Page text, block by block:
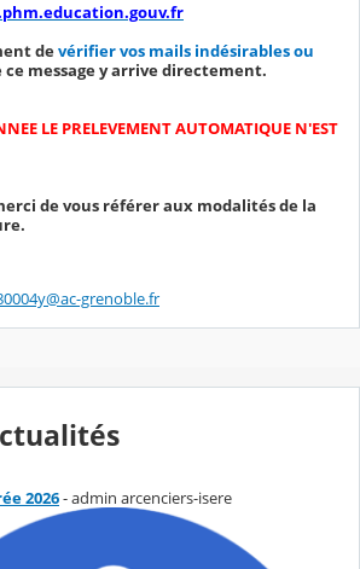
devérifier vos mails indésirables ou
ce message y arrive directement.
LE PRELEVEMENT AUTOMATIQUE N'EST
de vous référer aux modalités de la
grenoble.fr
2026- admin arcenciers-isere